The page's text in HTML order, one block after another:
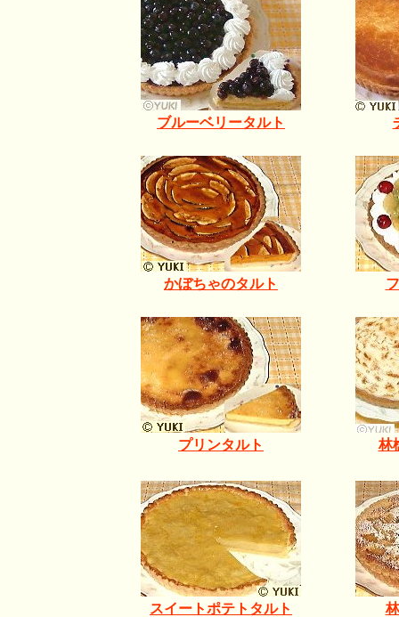
ブルーベリータルト
かぼちゃのタルト
プリンタルト 林
スイートポテトタルト